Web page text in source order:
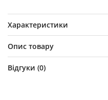
Характеристики
Опис товару
Відгуки (0)